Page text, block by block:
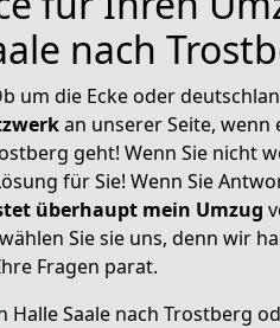
nach
um die Ecke oder
an unserer Seite, wenn
geht! Wenn Sie nicht
für Sie! Wenn Sie
überhaupt mein Umzug
Sie sie uns, denn wir
Fragen parat.
Halle Saale nach Trostberg